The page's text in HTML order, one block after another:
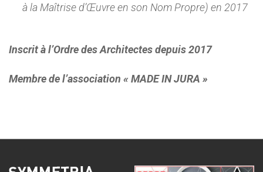
à la Maîtrise d’Œuvre en son Nom Propre) en 2017
Inscrit à l’Ordre des Architectes depuis 2017
Membre de l’association « MADE IN JURA »